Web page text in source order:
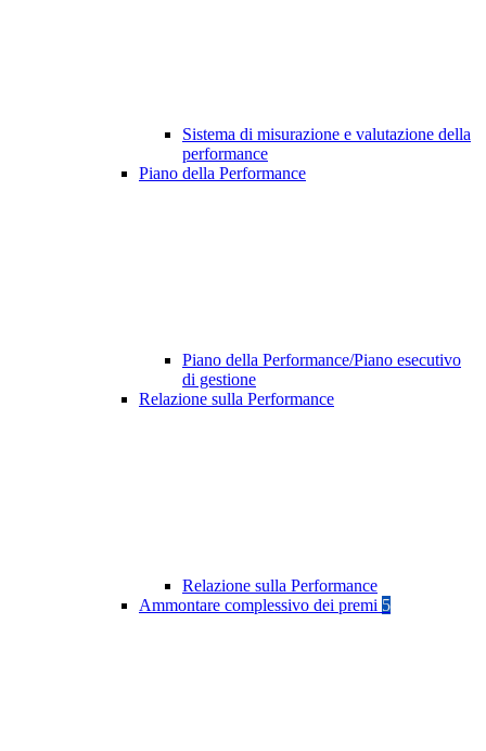
Sistema di misurazione e valutazione della
performance
Piano della Performance
Piano della Performance/Piano esecutivo
di gestione
Relazione sulla Performance
Relazione sulla Performance
Ammontare complessivo dei premi 5